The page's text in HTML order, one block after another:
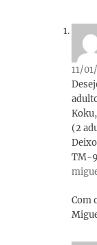
11/
(2
TM-
Com